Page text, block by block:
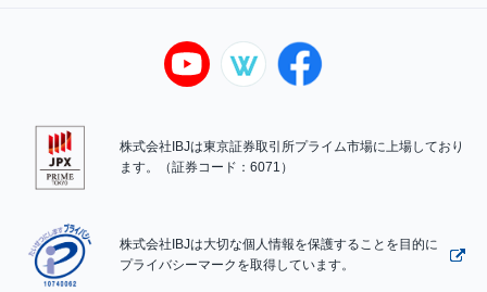
株式会社IBJは東京証券取引所プライム市場に上場しており
ます。（証券コード：6071）
株式会社IBJは大切な個人情報を保護することを目的に
プライバシーマークを取得しています。